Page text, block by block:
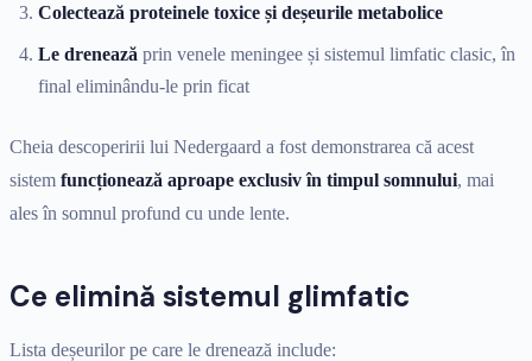
Colectează proteinele toxice și deșeurile metabolice
Le drenează prin venele meningee și sistemul limfatic clasic, în
final eliminându-le prin ficat
Cheia descoperirii lui Nedergaard a fost demonstrarea că acest
sistem funcționează aproape exclusiv în timpul somnului, mai
ales în somnul profund cu unde lente.
Ce elimină sistemul glimfatic
Lista deșeurilor pe care le drenează include: